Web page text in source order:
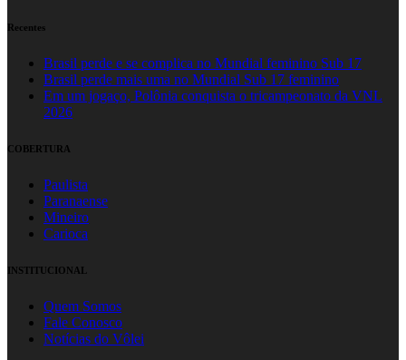
Recentes
Brasil perde e se complica no Mundial feminino Sub 17
Brasil perde mais uma no Mundial Sub 17 feminino
Em um jogaço, Polônia conquista o tricampeonato da VNL
2026
COBERTURA
Paulista
Paranaense
Mineiro
Carioca
INSTITUCIONAL
Quem Somos
Fale Conosco
Notícias do Vôlei